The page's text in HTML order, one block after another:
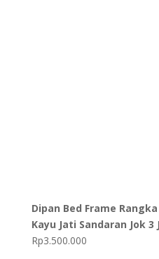
Dipan Bed Frame
Kayu Jati Sandaran Jok 3
Rp3.500.000